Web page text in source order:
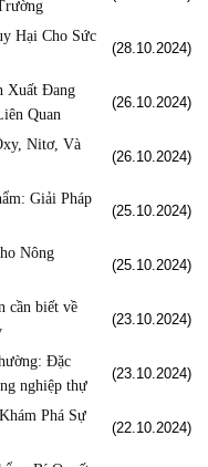
Hại Cho Sức
(28.10.2024)
Xuất Đang
Quan
(26.10.2024)
Nitơ, Và
(26.10.2024)
Giải Pháp
(25.10.2024)
Nông
(25.10.2024)
cần biết về
(23.10.2024)
Đặc
nghiệp thự
(23.10.2024)
Phá Sự
(22.10.2024)